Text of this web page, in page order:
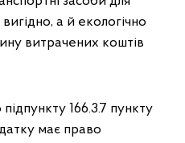
а й екологічно
витрачених коштів
166.3.7 пункту
має право